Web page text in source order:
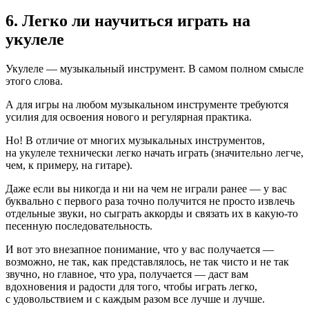
6. Легко ли научиться играть на
укулеле
Укулеле — музыкальный инструмент. В самом полном смысле
этого слова.
А для игры на любом музыкальном инструменте требуются
усилия для освоения нового и регулярная практика.
Но! В отличие от многих музыкальных инструментов,
на укулеле технически легко начать играть (значительно легче,
чем, к примеру, на гитаре).
Даже если вы никогда и ни на чем не играли ранее — у вас
буквально с первого раза точно получится не просто извлечь
отдельные звуки, но сыграть аккорды и связать их в какую-то
песенную последовательность.
И вот это внезапное понимание, что у вас получается —
возможно, не так, как представлялось, не так чисто и не так
звучно, но главное, что ура, получается — даст вам
вдохновения и радости для того, чтобы играть легко,
с удовольствием и с каждым разом все лучше и лучше.